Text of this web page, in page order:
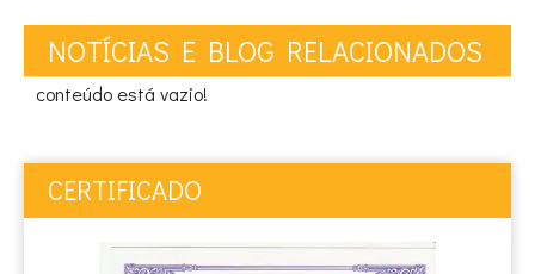
NOTÍCIAS E BLOG RELACIONADOS
conteúdo está vazio!
CERTIFICADO